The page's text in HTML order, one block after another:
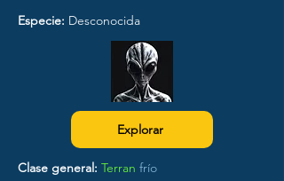
Especie: Desconocida
Explorar
Clase general: Terran frío